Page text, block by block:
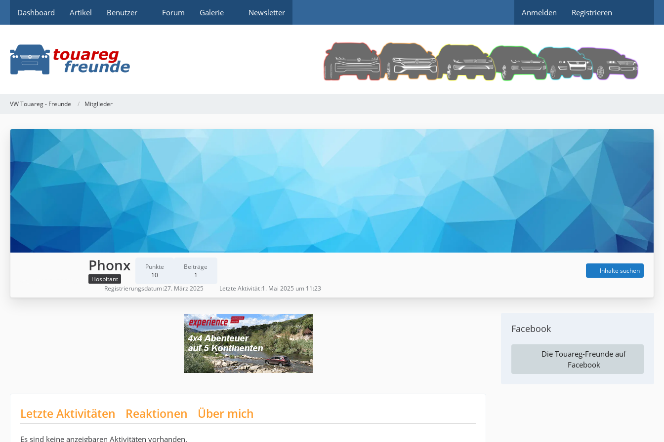
Dashboard Artikel Benutzer Forum Galerie Newsletter Anmelden Registrieren
VW Touareg - Freunde Mitglieder
Phonx
Hospitant
Punkte
10
Beiträge
1
Inhalte suchen
Registrierungsdatum 27. März 2025 Letzte Aktivität 1. Mai 2025 um 11:23
Letzte Aktivitäten Reaktionen Über mich
Es sind keine anzeigbaren Aktivitäten vorhanden.
Facebook
Die Touareg-Freunde auf
Facebook